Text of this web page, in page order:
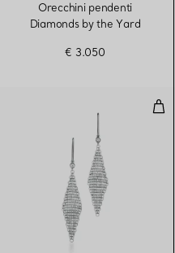
Orecchini pendenti
Diamonds by the Yard
€ 3.050
a Mesh